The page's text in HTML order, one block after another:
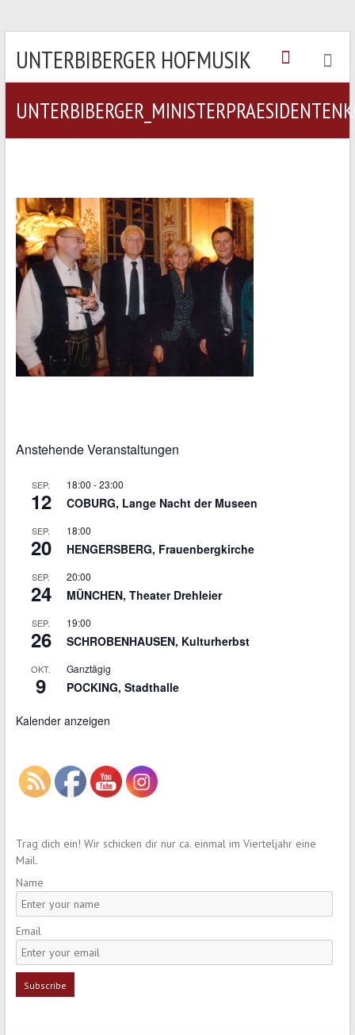
UNTERBIBERGER HOFMUSIK
Anstehende Veranstaltungen
SEP.
12
18:00 -23:00
COBURG, Lange Nacht der Museen
SEP.
20
18:00
HENGERSBERG, Frauenbergkirche
SEP.
24
20:00
MÜNCHEN, Theater Drehleier
SEP.
26
19:00
SCHROBENHAUSEN, Kulturherbst
OKT.
9
Ganztägig
POCKING, Stadthalle
Kalender anzeigen
Trag dich ein! Wir schicken dir nur ca. einmal im Vierteljahr eine
Mail.
Name
Email